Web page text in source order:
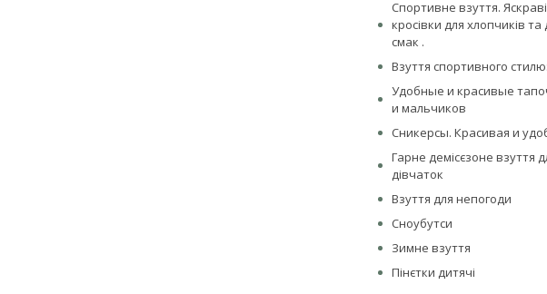
Спортивне взуття.
кросівки для хлопчиків та
смак .
Взуття спортивного
Удобные и красивые
и мальчиков
Сникерсы. Красивая и
Гарне демісєзоне взуття
дівчаток
Взуття для непогоди
Сноубутси
Зимне взуття
Пінєтки дитячі